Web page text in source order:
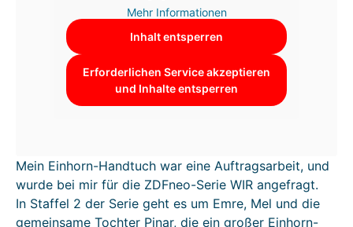
Mehr Informationen
Inhalt entsperren
Erforderlichen Service akzeptieren
und Inhalte entsperren
Mein Einhorn-Handtuch war eine Auftragsarbeit, und
wurde bei mir für die ZDFneo-Serie WIR angefragt.
In Staffel 2 der Serie geht es um Emre, Mel und die
gemeinsame Tochter Pinar, die ein großer Einhorn-